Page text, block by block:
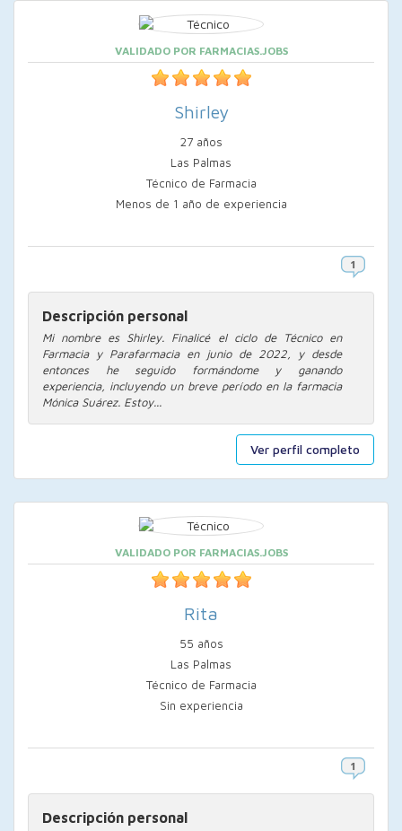
Ver perfil completo
VALIDADO POR FARMACIAS.JOBS
Shirley
27 años
Las Palmas
Técnico de Farmacia
Menos de 1 año de experiencia
Descripción personal
Mi nombre es Shirley. Finalicé el ciclo de Técnico en
Farmacia y Parafarmacia en junio de 2022, y desde
entonces he seguido formándome y ganando
experiencia, incluyendo un breve período en la farmacia
Mónica Suárez. Estoy...
VALIDADO POR FARMACIAS.JOBS
Rita
55 años
Las Palmas
Técnico de Farmacia
Sin experiencia
Descripción personal